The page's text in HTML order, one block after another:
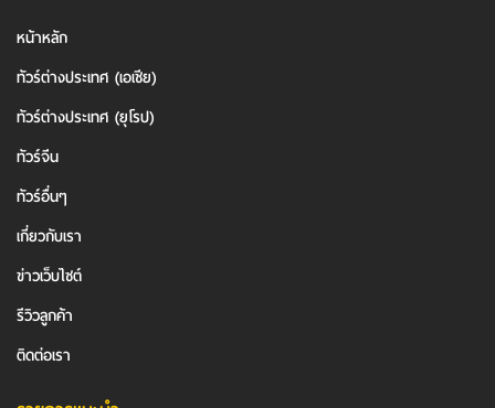
หน้าหลัก
ทัวร์ต่างประเทศ (เอเชีย)
ทัวร์ต่างประเทศ (ยุโรป)
ทัวร์จีน
ทัวร์อื่นๆ
เกี่ยวกับเรา
ข่าวเว็บไซต์
รีวิวลูกค้า
ติดต่อเรา